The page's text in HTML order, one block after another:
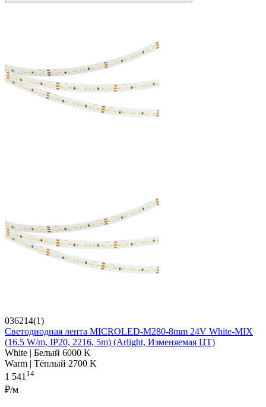
036214(1)
Светодиодная лента MICROLED-M280-8mm 24V White-MIX
(16.5 W/m, IP20, 2216, 5m) (Arlight, Изменяемая ЦТ)
White | Белый 6000 K
Warm | Тёплый 2700 K
1 54114
₽/м